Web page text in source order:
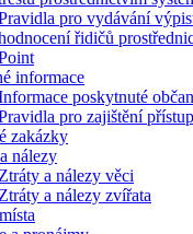
pro vydávání
řidičů
informace
poskytnuté
pro zajištění
zakázky
nálezy
Ztráty a nálezy věci
Ztráty a nálezy zvířata